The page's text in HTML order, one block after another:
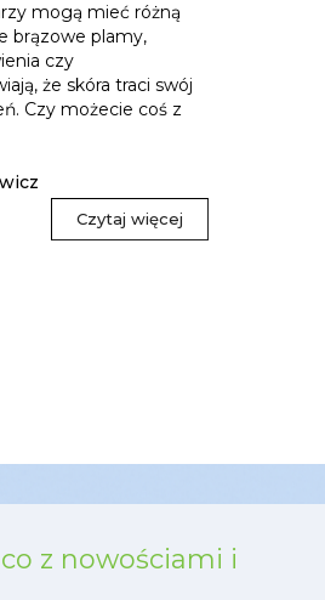
mogą mieć różną
brązowe plamy,
czy
że skóra traci swój
Czy możecie coś z
Czytaj więcej
z nowościami i